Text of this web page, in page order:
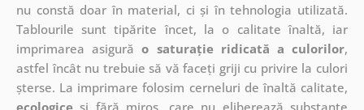
nu constă doar în material, ci și în tehnologia utilizată.
Tablourile sunt tipărite încet, la o calitate înaltă, iar
imprimarea asigurăo saturație ridicată a culorilor,
astfel încât nu trebuie să vă faceți griji cu privire la culori
șterse. La imprimare folosim cerneluri de înaltă calitate,